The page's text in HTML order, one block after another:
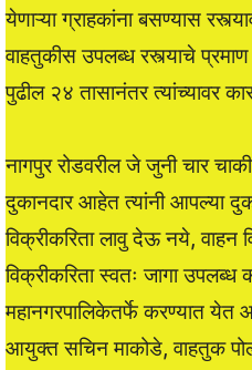
येणाऱ्या ग्राहकांना बसण्यास
वाहतुकीस उपलब्ध रस्त्याचे
पुढील २४ तासानंतर त्यांच्यावर
नागपुर रोडवरील जे जुनी चार
दुकानदार आहेत त्यांनी आपल्या
विक्रीकरिता लावु देऊ नये, वाहन
विक्रीकरिता स्वतः जागा
महानगरपालिकेतर्फे करण्यात येत
आयुक्त सचिन माकोडे, वाहतुक